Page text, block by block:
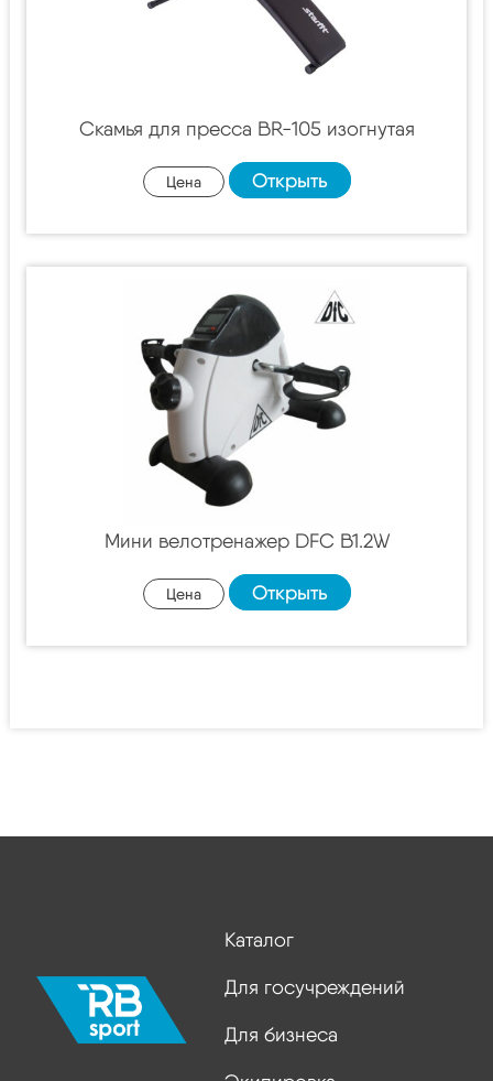
Скамья для пресса BR-105 изогнутая
Цена Открыть
Мини велотренажер DFC B1.2W
Цена Открыть
Каталог
Для госучреждений
Для бизнеса